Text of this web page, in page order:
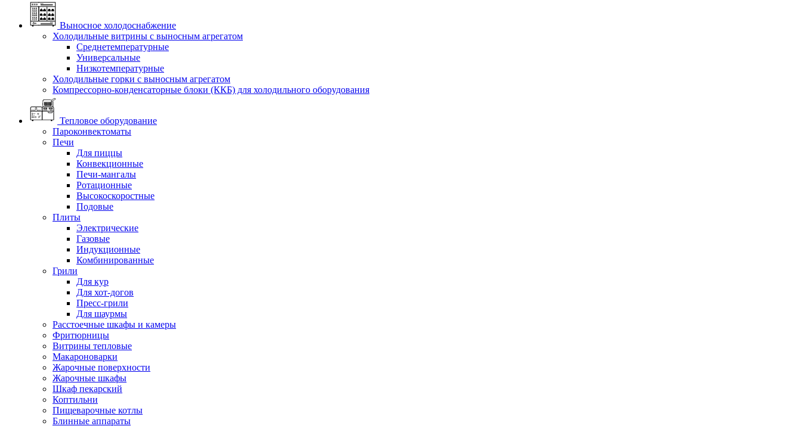
Выносное холодоснабжение
Холодильные витрины с выносным агрегатом
Среднетемпературные
Универсальные
Низкотемпературные
Холодильные горки с выносным агрегатом
Компрессорно-конденсаторные блоки (ККБ) для холодильного оборудования
Тепловое оборудование
Пароконвектоматы
Печи
Для пиццы
Конвекционные
Печи-мангалы
Ротационные
Высокоскоростные
Подовые
Плиты
Электрические
Газовые
Индукционные
Комбинированные
Грили
Для кур
Для хот-догов
Пресс-грили
Для шаурмы
Расстоечные шкафы и камеры
Фритюрницы
Витрины тепловые
Макароноварки
Жарочные поверхности
Жарочные шкафы
Шкаф пекарский
Коптильни
Пищеварочные котлы
Блинные аппараты